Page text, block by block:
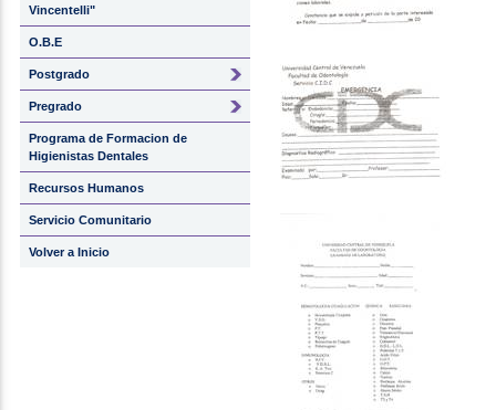
Vincentelli"
O.B.E
Postgrado
Pregrado
Programa de Formacion de
Higienistas Dentales
Recursos Humanos
Servicio Comunitario
Volver a Inicio